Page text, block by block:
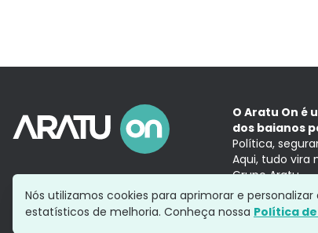
O Aratu On é
dos baianos
Política,
Aqui, tudo vira
Grupo Aratu
Nós utilizamos cookies para aprimorar e
estatísticos de melhoria. Conheça nossa Política